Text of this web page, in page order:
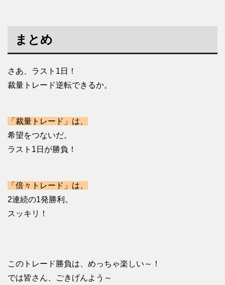
まとめ
さあ、ラスト1日！
裁量トレード逆転できるか。
「裁量トレード」は、
希望をつないだ。
ラスト1日が勝負！
「倍々トレード」は、
2連続の1発勝利。
スッキリ！
このトレード勝負は、めっちゃ楽しい～！
では皆さん、ごきげんよう～